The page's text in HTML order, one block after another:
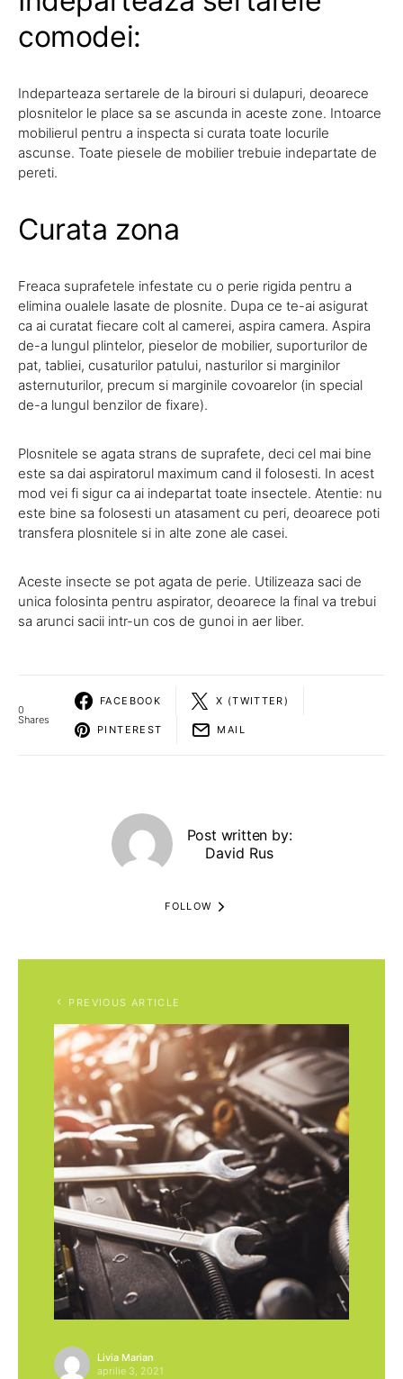
comodei:
Indeparteaza sertarele de la birouri si dulapuri, deoarece
plosnitelor le place sa se ascunda in aceste zone. Intoarce
mobilierul pentru a inspecta si curata toate locurile
ascunse. Toate piesele de mobilier trebuie indepartate de
pereti.
Curata zona
Freaca suprafetele infestate cu o perie rigida pentru a
elimina oualele lasate de plosnite. Dupa ce te-ai asigurat
ca ai curatat fiecare colt al camerei, aspira camera. Aspira
de-a lungul plintelor, pieselor de mobilier, suporturilor de
pat, tabliei, cusaturilor patului, nasturilor si marginilor
asternuturilor, precum si marginile covoarelor (in special
de-a lungul benzilor de fixare).
Plosnitele se agata strans de suprafete, deci cel mai bine
este sa dai aspiratorul maximum cand il folosesti. In acest
mod vei fi sigur ca ai indepartat toate insectele. Atentie: nu
este bine sa folosesti un atasament cu peri, deoarece poti
transfera plosnitele si in alte zone ale casei.
Aceste insecte se pot agata de perie. Utilizeaza saci de
unica folosinta pentru aspirator, deoarece la final va trebui
sa arunci sacii intr-un cos de gunoi in aer liber.
0
Shares
FACEBOOK X (TWITTER)
PINTEREST MAIL
Post written by:
David Rus
FOLLOW
PREVIOUS ARTICLE
Livia Marian
aprilie 3, 2021